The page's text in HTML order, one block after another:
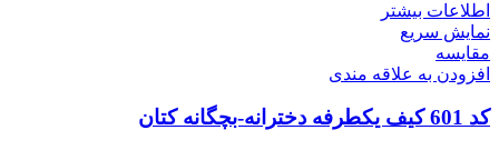
اطلاعات بیشتر
نمایش سریع
مقايسه
افزودن به علاقه مندی
کد 601 کیف یکطرفه دخترانه-بچگانه کتان